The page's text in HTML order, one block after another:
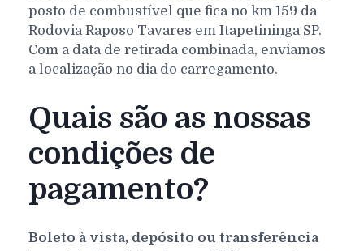
posto de combustível que fica no km 159 da
Rodovia Raposo Tavares em Itapetininga SP.
Com a data de retirada combinada, enviamos
a localização no dia do carregamento.
Quais são as nossas
condições de
pagamento?
Boleto à vista, depósito ou transferência